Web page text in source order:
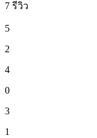
7 รีวิว
5
2
4
0
3
1